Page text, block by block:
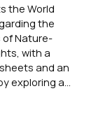
the World
the
Nature-
with a
and an
exploring a...